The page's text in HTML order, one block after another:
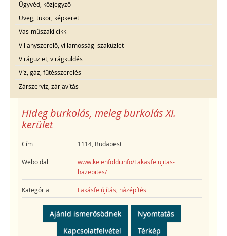
Ügyvéd, közjegyző
Üveg, tükör, képkeret
Vas-műszaki cikk
Villanyszerelő, villamossági szaküzlet
Virágüzlet, virágküldés
Víz, gáz, fűtésszerelés
Zárszerviz, zárjavítás
Hideg burkolás, meleg burkolás XI.
kerület
Cím 1114, Budapest
Weboldal
www.kelenfoldi.info/Lakasfelujitas-
hazepites/
Kategória Lakásfelújítás, házépítés
Ajánld ismerősödnek
Nyomtatás
Kapcsolatfelvétel
Térkép